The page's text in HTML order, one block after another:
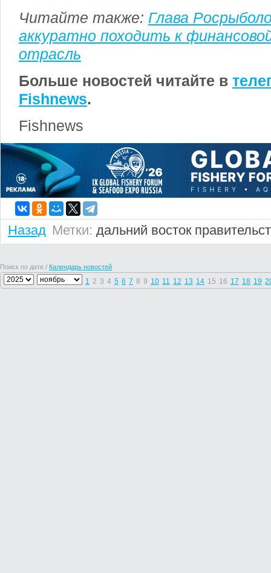
Читайте также: Глава
аккуратно походить к
отрасль
Больше новостей читайте в
Fishnews.
Fishnews
Назад Метки: дальний восток
Поиск по дате / Календарь новостей
1 2 3 4 5 6 7 8 9 10 11 12 13 14 15 16 17 18 19